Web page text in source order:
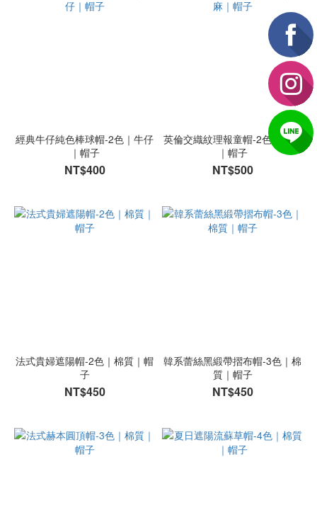
經典牛仔純色棒球帽-2色｜牛仔
｜帽子
NT$400
英倫交織紋理報童帽-2色｜棉麻
｜帽子
NT$500
法式貴婦遮陽帽-2色｜棉質｜帽
子
NT$450
韓系蕾絲黑緞帶摺布帽-3色｜棉
質｜帽子
NT$450